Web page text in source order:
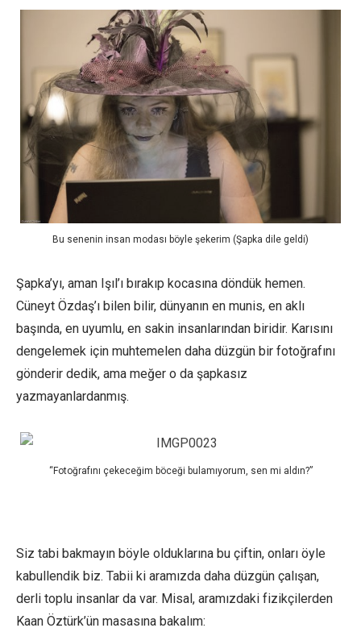
Bu senenin insan modası böyle şekerim (Şapka dile geldi)
Şapka’yı, aman Işıl’ı bırakıp kocasına döndük hemen.
Cüneyt Özdaş’ı bilen bilir, dünyanın en munis, en aklı
başında, en uyumlu, en sakin insanlarından biridir. Karısını
dengelemek için muhtemelen daha düzgün bir fotoğrafını
gönderir dedik, ama meğer o da şapkasız
yazmayanlardanmış.
“Fotoğrafını çekeceğim böceği bulamıyorum, sen mi aldın?”
Siz tabi bakmayın böyle olduklarına bu çiftin, onları öyle
kabullendik biz. Tabii ki aramızda daha düzgün çalışan,
derli toplu insanlar da var. Misal, aramızdaki fizikçilerden
Kaan Öztürk’ün masasına bakalım: